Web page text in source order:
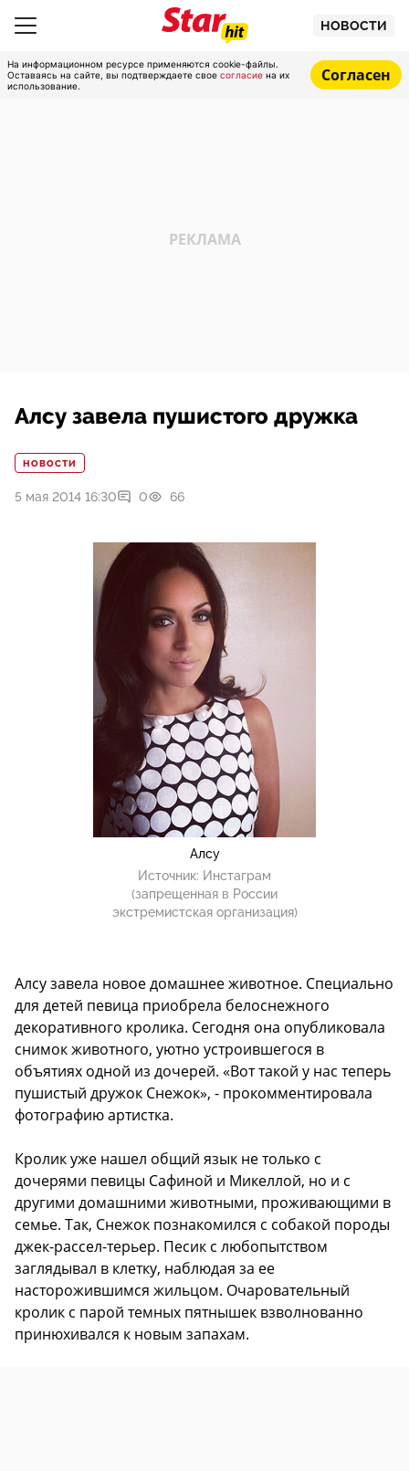
НОВОСТИ
На информационном ресурсе применяются cookie-файлы.
Оставаясь на сайте, вы подтверждаете свое согласие на их
использование.
Согласен
Алсу завела пушистого дружка
НОВОСТИ
5 мая 2014 16:30 0 66
Алсу
Источник: Инстаграм
(запрещенная в России
экстремистская организация)
Алсу завела новое домашнее животное. Специально
для детей певица приобрела белоснежного
декоративного кролика. Сегодня она опубликовала
снимок животного, уютно устроившегося в
объятиях одной из дочерей. «Вот такой у нас теперь
пушистый дружок Снежок», - прокомментировала
фотографию артистка.
Кролик уже нашел общий язык не только с
дочерями певицы Сафиной и Микеллой, но и с
другими домашними животными, проживающими в
семье. Так, Снежок познакомился с собакой породы
джек-рассел-терьер. Песик с любопытством
заглядывал в клетку, наблюдая за ее
насторожившимся жильцом. Очаровательный
кролик с парой темных пятнышек взволнованно
принюхивался к новым запахам.